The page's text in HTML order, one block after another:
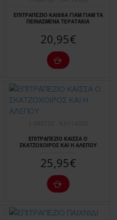
ΕΠΙΤΡΑΠΕΖΙΟ KAISSA ΓΙΑΜ ΓΙΑΜ ΤΑ
ΠΕΙΝΑΣΜΕΝΑ ΤΕΡΑΤΑΚΙΑ
20,95€
ΕΠΙΤΡΑΠΕΖΙΟ ΚΑΙΣΣΑ Ο
ΣΚΑΤΖΟΧΟΙΡΟΣ ΚΑΙ Η ΑΛΕΠΟΥ
25,95€